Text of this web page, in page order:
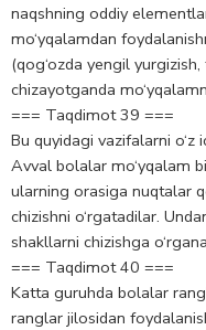
naqshning oddiy
mo‘yqalamdan
(qog‘ozda yengil yurgizish,
chizayotganda
=== Taqdimot 39 ===
Bu quyidagi vazifalarni o‘z
Avval bolalar mo‘yqalam
ularning orasiga nuqtalar
chizishni o‘rgatadilar.
shakllarni chizishga
=== Taqdimot 40 ===
Katta guruhda bolalar
ranglar jilosidan